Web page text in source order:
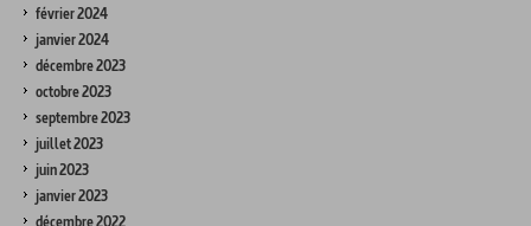
février 2024
janvier 2024
décembre 2023
octobre 2023
septembre 2023
juillet 2023
juin 2023
janvier 2023